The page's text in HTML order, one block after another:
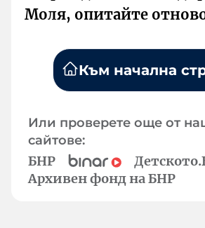
Моля, опитайте
Към начална
Или проверете още от
сайтове:
БНР
Архивен фонд на БНР